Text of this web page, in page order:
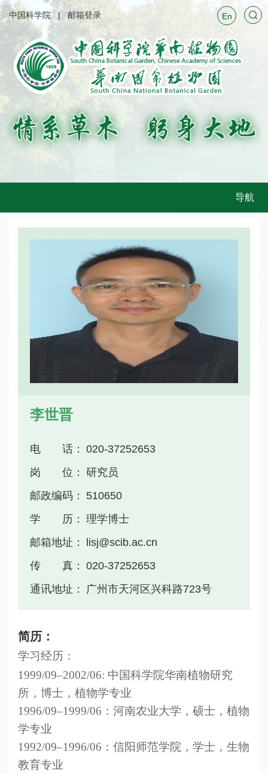
中国科学院 邮箱登录 En
导航
李世晋
电 话： 020-37252653
岗 位： 研究员
邮政编码：
510650
学 历： 理学博士
邮箱地址：
lisj@scib.ac.cn
传 真： 020-37252653
通讯地址：
广州市天河区兴科路723号
简历：
学习经历：
1999/09–2002/06: 中国科学院华南植物研究
所，博士，植物学专业
1996/09–1999/06 ：河南农业大学，硕士，植物
学专业
1992/09–1996/06 ：信阳师范学院，学士，生物
教育专业